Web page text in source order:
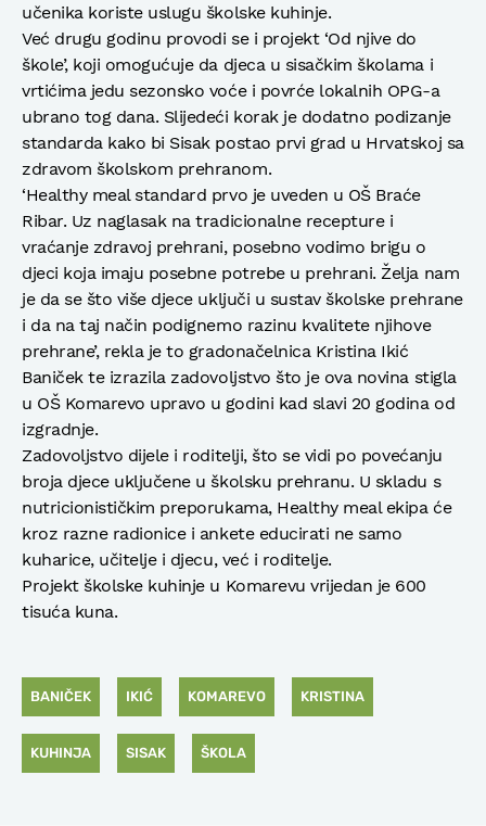
učenika koriste uslugu školske kuhinje.
Već drugu godinu provodi se i projekt ‘Od njive do
škole’, koji omogućuje da djeca u sisačkim školama i
vrtićima jedu sezonsko voće i povrće lokalnih OPG-a
ubrano tog dana. Slijedeći korak je dodatno podizanje
standarda kako bi Sisak postao prvi grad u Hrvatskoj sa
zdravom školskom prehranom.
‘Healthy meal standard prvo je uveden u OŠ Braće
Ribar. Uz naglasak na tradicionalne recepture i
vraćanje zdravoj prehrani, posebno vodimo brigu o
djeci koja imaju posebne potrebe u prehrani. Želja nam
je da se što više djece uključi u sustav školske prehrane
i da na taj način podignemo razinu kvalitete njihove
prehrane’, rekla je to gradonačelnica Kristina Ikić
Baniček te izrazila zadovoljstvo što je ova novina stigla
u OŠ Komarevo upravo u godini kad slavi 20 godina od
izgradnje.
Zadovoljstvo dijele i roditelji, što se vidi po povećanju
broja djece uključene u školsku prehranu. U skladu s
nutricionističkim preporukama, Healthy meal ekipa će
kroz razne radionice i ankete educirati ne samo
kuharice, učitelje i djecu, već i roditelje.
Projekt školske kuhinje u Komarevu vrijedan je 600
tisuća kuna.
BANIČEK IKIĆ KOMAREVO KRISTINA
KUHINJA SISAK ŠKOLA